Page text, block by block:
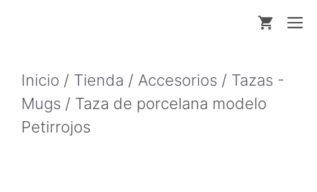
Inicio / Tienda / Accesorios / Tazas -
Mugs / Taza de porcelana modelo
Petirrojos